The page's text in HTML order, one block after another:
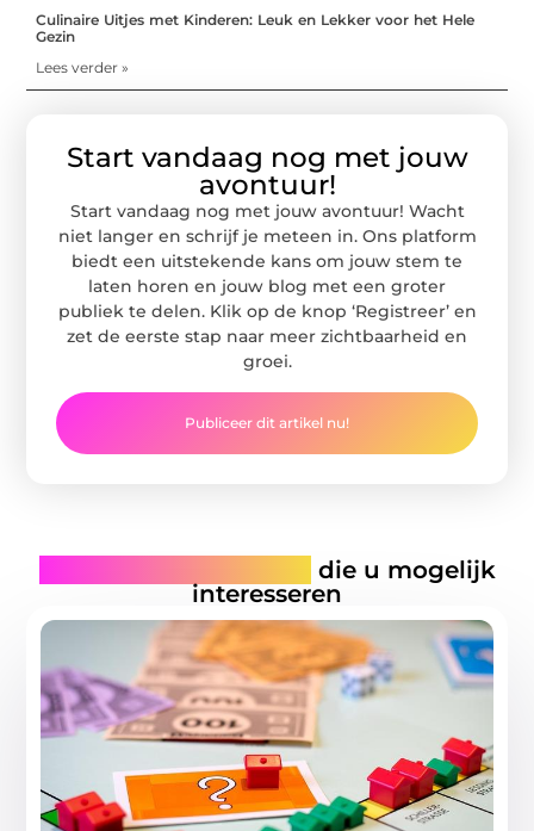
Culinaire Uitjes met Kinderen: Leuk en Lekker voor het Hele
Gezin
Lees verder »
Start vandaag nog met jouw
avontuur!
Start vandaag nog met jouw avontuur! Wacht
niet langer en schrijf je meteen in. Ons platform
biedt een uitstekende kans om jouw stem te
laten horen en jouw blog met een groter
publiek te delen. Klik op de knop ‘Registreer’ en
zet de eerste stap naar meer zichtbaarheid en
groei.
Publiceer dit artikel nu!
die u mogelijk
interesseren